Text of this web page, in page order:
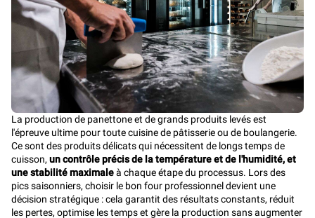
La production de panettone et de grands produits levés est
l'épreuve ultime pour toute cuisine de pâtisserie ou de boulangerie.
Ce sont des produits délicats qui nécessitent de longs temps de
cuisson, un contrôle précis de la température et de l'humidité, et
une stabilité maximaleà chaque étape du processus. Lors des
pics saisonniers, choisir le bon four professionnel devient une
décision stratégique : cela garantit des résultats constants, réduit
les pertes, optimise les temps et gère la production sans augmenter